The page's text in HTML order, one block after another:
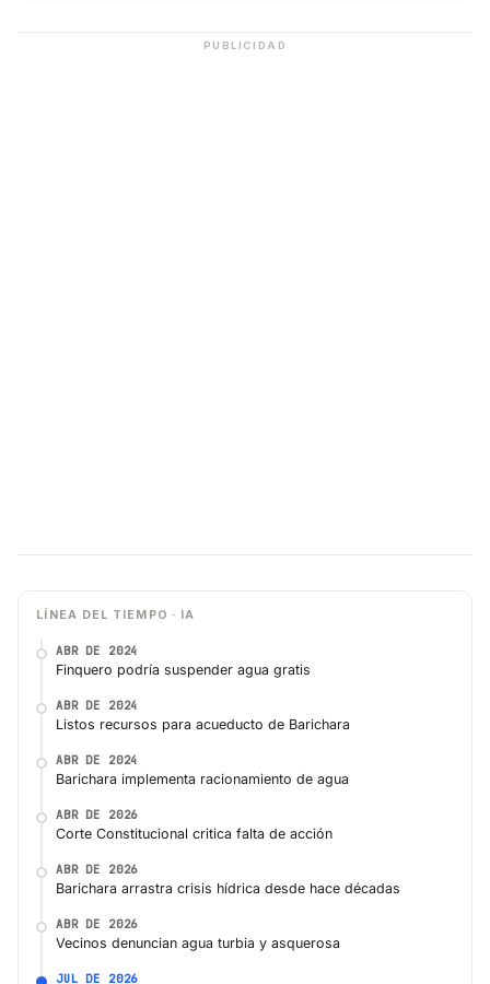
PUBLICIDAD
LÍNEA DEL TIEMPO · IA
ABR DE 2024
Finquero podría suspender agua gratis
ABR DE 2024
Listos recursos para acueducto de Barichara
ABR DE 2024
Barichara implementa racionamiento de agua
ABR DE 2026
Corte Constitucional critica falta de acción
ABR DE 2026
Barichara arrastra crisis hídrica desde hace décadas
ABR DE 2026
Vecinos denuncian agua turbia y asquerosa
JUL DE 2026